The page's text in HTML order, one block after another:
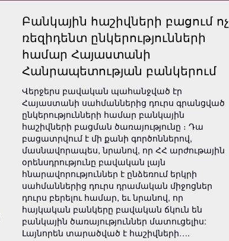
Բանկային հաշիվների բացում ոչ
ռեզիդենտ ընկերությունների
համար Հայաստանի
Հանրապետության բանկերում
Վերջերս բավական պահանջված էր
Հայաստանի սահմաններից դուրս գրանցված
ընկերությունների համար բանկային
հաշիվների բացման ծառայությունը ։ Դա
բացատրվում է մի քանի գործոններով,
մասնավորապես, նրանով, որ ՀՀ արժութային
օրենսդրությունը բավական լայն
հնարավորություններ է ընձեռում երկրի
սահմաններից դուրս դրամական միջոցներ
դուրս բերելու համար, եւ նրանով, որ
հայկական բանկերը բավական ճկուն են
բանկային ծառայություններ մատուցելիս:
Լայնորեն տարածված է հաշիվների….